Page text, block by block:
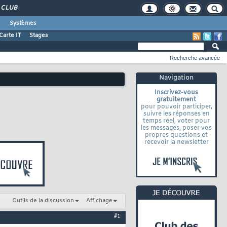
CLUB
Systèmes
IT
Stages
Navigation
Inscrivez-vous
gratuitement
pour pouvoir participer,
suivre les réponses en
temps réel, voter pour
les messages, poser vos
propres questions et
recevoir la newsletter
Recherche avancée
Outils de la discussion Affichage
#1